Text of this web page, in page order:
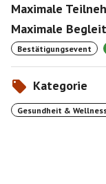
Maximale
Maximale
Bestätigungsevent
Kategorie
Gesundheit &